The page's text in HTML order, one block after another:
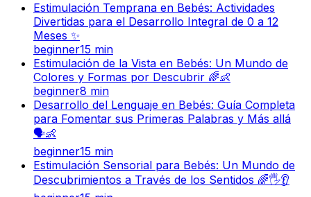
Estimulación Temprana en Bebés: Actividades
Divertidas para el Desarrollo Integral de 0 a 12
Meses ✨
beginner15 min
Estimulación de la Vista en Bebés: Un Mundo de
Colores y Formas por Descubrir 🌈👶
beginner8 min
Desarrollo del Lenguaje en Bebés: Guía Completa
para Fomentar sus Primeras Palabras y Más allá
🗣️👶
beginner15 min
Estimulación Sensorial para Bebés: Un Mundo de
Descubrimientos a Través de los Sentidos 🌈🖐️👂